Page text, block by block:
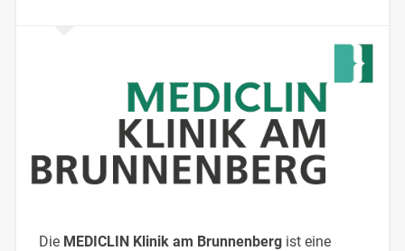
Die MEDICLIN Klinik am Brunnenbergist eine